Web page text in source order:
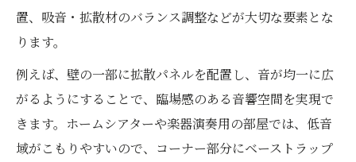
意点
訣
費用と効果を両立する音響リフォームの考
え方
響きの美しさを引き出す具体的な設計例
置、吸音・拡散材のバランス調整などが大切な要素とな
ります。
例えば、壁の一部に拡散パネルを配置し、音が均一に広
がるようにすることで、臨場感のある音響空間を実現で
きます。ホームシアターや楽器演奏用の部屋では、低音
域がこもりやすいので、コーナー部分にベーストラップ